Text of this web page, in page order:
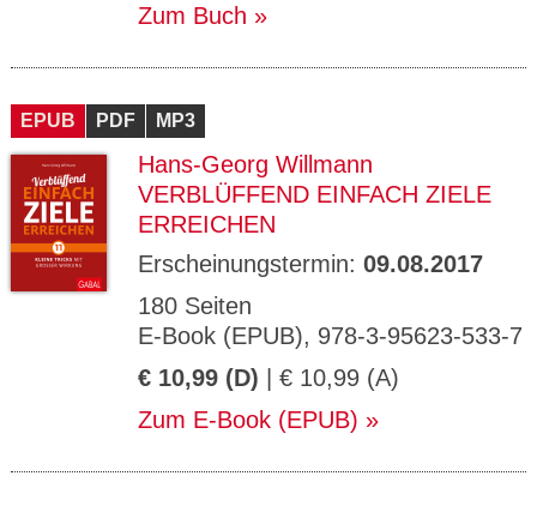
Zum Buch
EPUB PDF MP3
Hans-Georg Willmann
VERBLÜFFEND EINFACH ZIELE
ERREICHEN
Erscheinungstermin: 09.08.2017
180 Seiten
E-Book (EPUB), 978-3-95623-533-7
€ 10,99 (D) | € 10,99 (A)
Zum E-Book (EPUB)